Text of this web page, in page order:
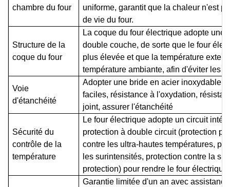
chambre du four
uniforme, garantit que la chaleur n'est
de vie du four.
Structure de la
coque du four
La coque du four électrique adopte une
double couche, de sorte que le four
plus élevée et que la température
température ambiante, afin d'éviter les
Voie
d'étanchéité
Adopter une bride en acier inoxydable
faciles, résistance à l'oxydation,
joint, assurer l'étanchéité
Sécurité du
contrôle de la
température
Le four électrique adopte un circuit
protection à double circuit (protection
contre les ultra-hautes températures,
les surintensités, protection contre la
protection) pour rendre le four
Garantie limitée d'un an avec